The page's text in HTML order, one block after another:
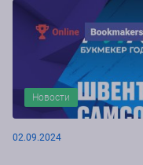
Новости
02.09.2024